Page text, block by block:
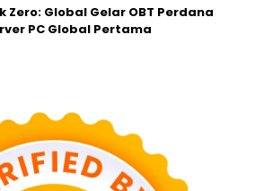
Zero: Global Gelar OBT Perdana
PC Global Pertama